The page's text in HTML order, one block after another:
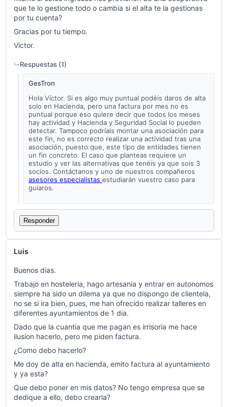
que te lo gestione todo o cambia si el alta te la gestionas
por tu cuenta?
Gracias por tu tiempo.
Victor.
Respuestas (1)
GesTron
Hola Víctor. Si es algo muy puntual podéis daros de alta
solo en Hacienda, pero una factura por mes no es
puntual porque eso quiere decir que todos los meses
hay actividad y Hacienda y Seguridad Social lo pueden
detectar. Tampoco podríais montar una asociación para
este fin, no es correcto realizar una actividad tras una
asociación, puesto que, este tipo de entidades tienen
un fin concreto. El caso que planteas requiere un
estudio y ver las alternativas que tenéis ya que sois 3
socios. Contáctanos y uno de nuestros compañeros
asesores especialistas estudiarán vuestro caso para
guiaros.
Responder
Luis
Buenos dias.
Trabajo en hosteleria, hago artesania y entrar en autonomos
siempre ha sido un dilema ya que no dispongo de clientela,
no se si ira bien, pues, me han ofrecido realizar talleres en
diferentes ayuntamientos de 1 dia.
Dado que la cuantia que me pagan es irrisoria me hace
ilusion hacerlo, pero me piden factura.
¿Como debo hacerlo?
Me doy de alta en hacienda, emito factura al ayuntamiento
y ya esta?
Que debo poner en mis datos? No tengo empresa que se
dedique a ello, debo crearla?